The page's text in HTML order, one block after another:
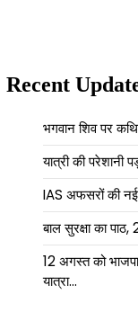
Recent
भगवान शिव पर
यात्री की परेशानी
IAS अफसरों की नई
बाल सुरक्षा का
12 अगस्त को
यात्रा…